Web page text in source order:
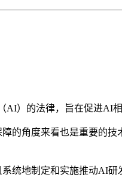
）的法律，旨在促进AI相
角度来看也是重要的技
地制定和实施推动AI研